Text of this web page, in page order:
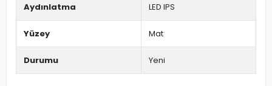
Aydınlatma LED IPS
Yüzey Mat
Durumu Yeni